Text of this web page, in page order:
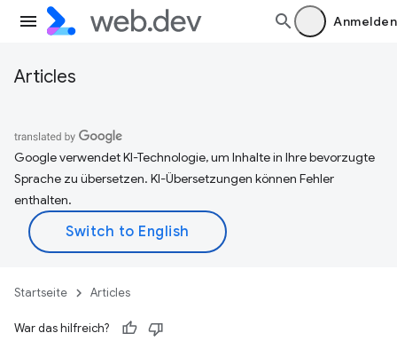
Anmelden
Articles
Google verwendet KI-Technologie, um Inhalte in Ihre bevorzugte
Sprache zu übersetzen. KI-Übersetzungen können Fehler
enthalten.
Startseite Articles
War das hilfreich?